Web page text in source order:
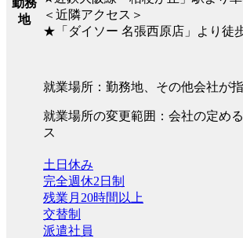
勤務
地
＜近隣アクセス＞
★「ダイソー 名張西原店」より徒
就業場所：勤務地、その他会社が
就業場所の変更範囲：会社の定め
ス
土日休み
完全週休2日制
残業月20時間以上
交替制
派遣社員